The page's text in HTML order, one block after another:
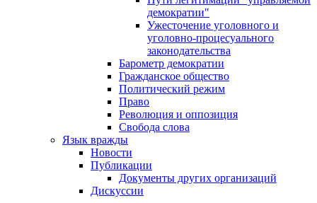
демократии"
Ужесточение уголовного и
уголовно-процесуального
законодательства
Барометр демократии
Гражданское общество
Политический режим
Право
Революция и оппозиция
Свобода слова
Язык вражды
Новости
Публикации
Документы других организаций
Дискуссии